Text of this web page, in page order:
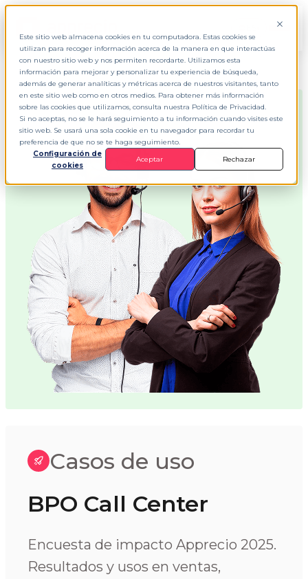
Este sitio web almacena cookies en tu computadora. Estas cookies se
utilizan para recoger información acerca de la manera en que interactúas
con nuestro sitio web y nos permiten recordarte. Utilizamos esta
información para mejorar y personalizar tu experiencia de búsqueda,
además de generar analíticas y métricas acerca de nuestros visitantes, tanto
en este sitio web como en otros medios. Para obtener más información
sobre las cookies que utilizamos, consulta nuestra Política de Privacidad.
Si no aceptas, no se le hará seguimiento a tu información cuando visites este
sitio web. Se usará una sola cookie en tu navegador para recordar tu
preferencia de que no se te haga seguimiento.
Configuración de
cookies
Aceptar Rechazar
Casos de uso
BPO Call Center
Encuesta de impacto Apprecio 2025.
Resultados y usos en ventas,